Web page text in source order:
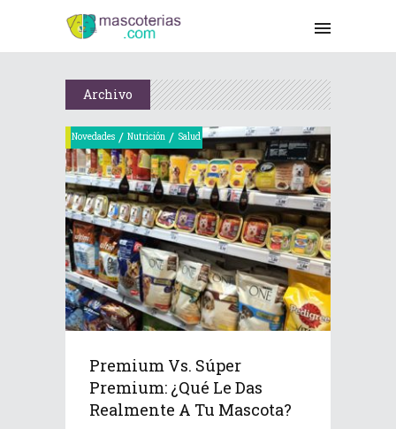
Archivo
Novedades / Nutrición / Salud
Premium Vs. Súper
Premium: ¿Qué Le Das
Realmente A Tu Mascota?